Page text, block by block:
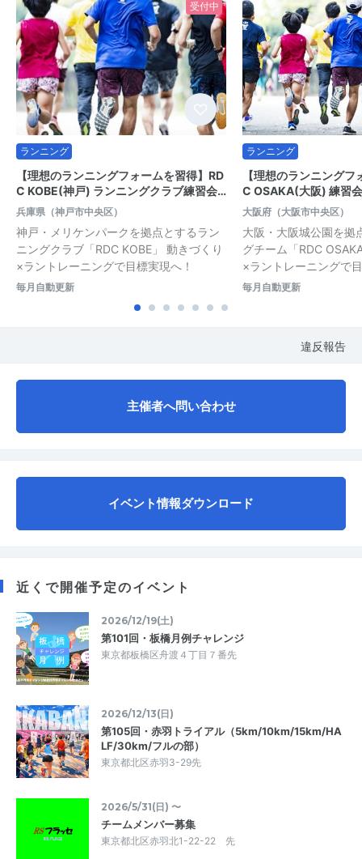
受付中
ランニング
【理想のランニングフォームを習得】RD
C KOBE(神戸) ランニングクラブ練習会…
兵庫県（神戸市中央区）
神戸・メリケンパークを拠点とするラン
ニングクラブ「RDC KOBE」 動きづくり
×ラントレーニングで目標実現へ！
毎月自動更新
ランニング
【理想のランニング
C OSAKA(大阪) 練習
大阪府（大阪市中央区）
大阪・大阪城公園を拠
グチーム「RDC
×ラントレーニングで
毎月自動更新
違反報告
主催者へ問い合わせ
イベント情報ダウンロード
近くで開催予定のイベント
2026/12/19(土)
第101回・板橋月例チャレンジ
東京都板橋区舟渡４丁目７番先
2026/12/13(日)
第105回・赤羽トライアル（5km/10km/15km/HA
LF/30km/フルの部）
東京都北区赤羽3-29先
2026/5/31(日) 〜
チームメンバー募集
東京都北区赤羽北1-22-22 先